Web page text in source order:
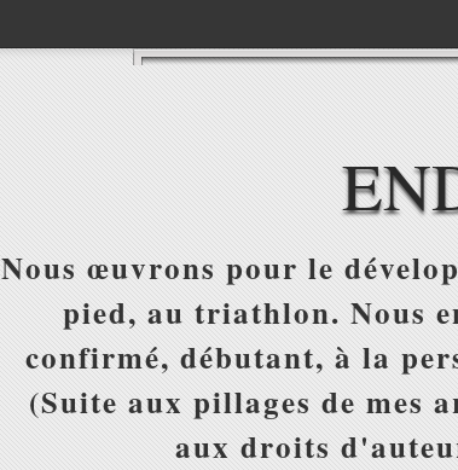
Nous œuvrons pour le
pied, au triathlon. Nous
confirmé, débutant, à la
(Suite aux pillages de mes
aux droits